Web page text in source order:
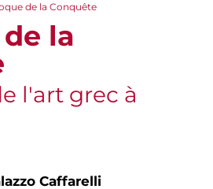
de la Conquête
de la
l'art grec à
Caffarelli